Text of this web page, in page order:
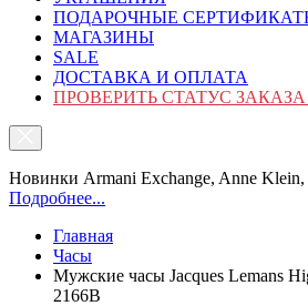
ПОДАРОЧНЫЕ
МАГАЗИНЫ
SALE
ДОСТАВКА И ОПЛАТА
ПРОВЕРИТЬ СТАТУС ЗАКАЗА
Новинки Armani Exchange, Anne
Подробнее...
Главная
Часы
Мужские часы Jacques Lemans
2166B